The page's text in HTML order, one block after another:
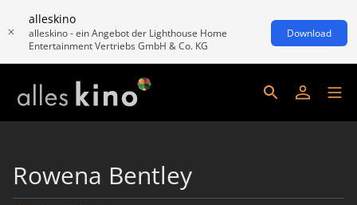
alleskino
alleskino - ein Angebot der Lighthouse Home
Entertainment Vertriebs GmbH & Co. KG
Download
Rowena Bentley